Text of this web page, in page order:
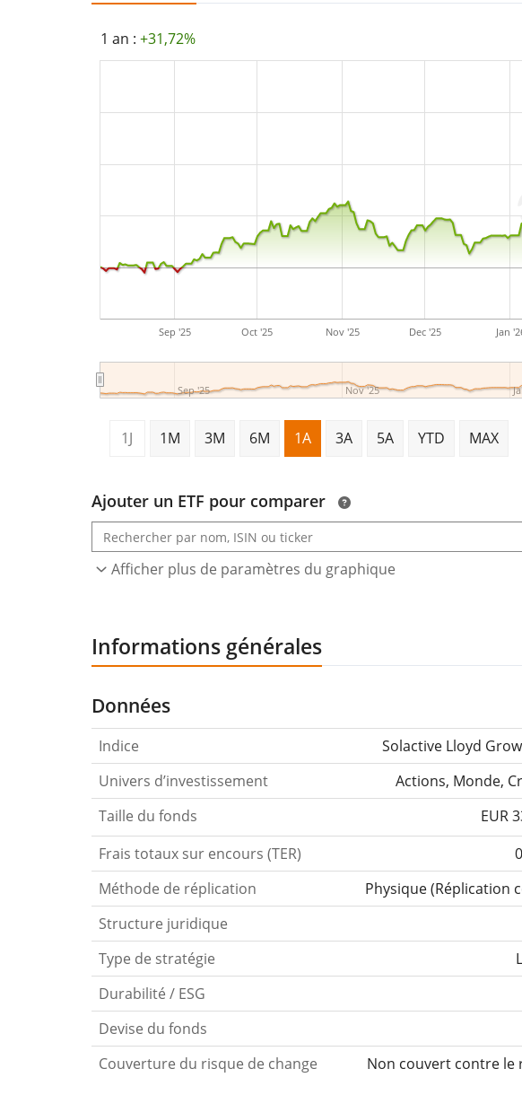
1 an : +31,72%
Sep '25 Oct '25 Nov '25 Dec '25 Jan
Sep '25 Nov '25
1J 1M 3M 6M 1A 3A 5A YTD MAX
Ajouter un ETF pour comparer
Afficher plus de paramètres du graphique
Informations générales
Données
Indice
Solactive Lloyd
Univers d’investissement
Actions, Monde,
Taille du fonds
EUR
Frais totaux sur encours (TER)
Méthode de réplication
Physique(Réplication
Structure juridique
Type de stratégie
Durabilité / ESG
Devise du fonds
Couverture du risque de change
Non couvert contre le